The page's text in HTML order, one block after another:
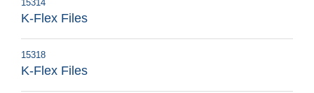
15314
K-Flex Files
15318
K-Flex Files